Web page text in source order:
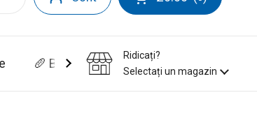
🥖 Brutarie&Patiserie
Ridicați?
Selectați un magazin